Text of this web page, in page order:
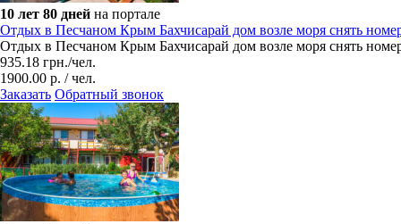
10 лет 80 дней на портале
Отдых в Песчаном Крым Бахчисарай дом возле моря снять
Отдых в Песчаном Крым Бахчисарай дом возле моря снять
935.18 грн./чел.
1900.00 р. / чел.
Заказать Обратный звонок